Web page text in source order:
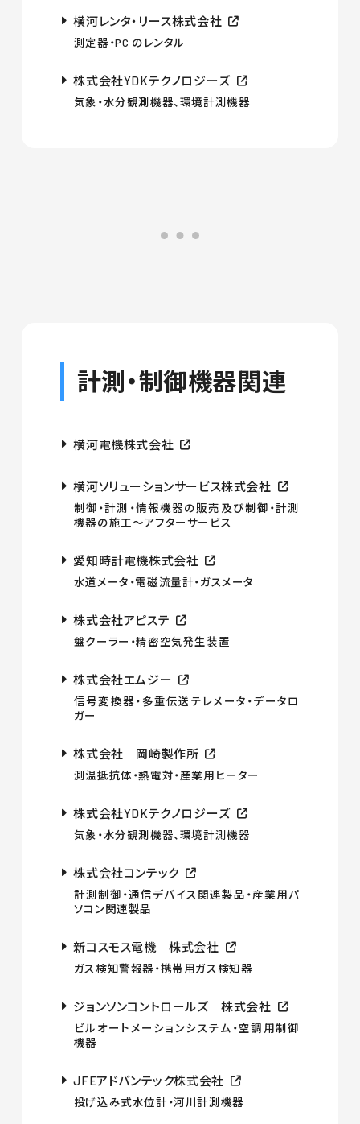
横河レンタ・リース株式会社
測定器・PC のレンタル
株式会社YDKテクノロジーズ
気象・水分観測機器、環境計測機器
計測・制御機器関連
横河電機株式会社
横河ソリューションサービス株式会社
制御・計測・情報機器の販売及び制御・計測
機器の施工〜アフターサービス
愛知時計電機株式会社
水道メータ・電磁流量計・ガスメータ
株式会社アピステ
盤クーラー・精密空気発生装置
株式会社エムジー
信号変換器・多重伝送テレメータ・データロ
ガー
株式会社 岡崎製作所
測温抵抗体・熱電対・産業用ヒーター
株式会社YDKテクノロジーズ
気象・水分観測機器、環境計測機器
株式会社コンテック
計測制御・通信デバイス関連製品・産業用パ
ソコン関連製品
新コスモス電機 株式会社
ガス検知警報器・携帯用ガス検知器
ジョンソンコントロールズ 株式会社
ビルオートメーションシステム・空調用制御
機器
JFEアドバンテック株式会社
投げ込み式水位計・河川計測機器